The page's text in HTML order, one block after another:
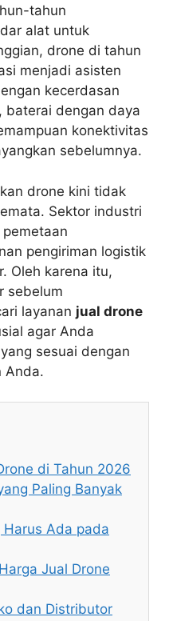
tahun
alat untuk
drone di tahun
menjadi asisten
kecerdasan
baterai dengan daya
konektivitas
sebelumnya.
drone kini tidak
Sektor industri
pengiriman logistik
Oleh karena itu,
sebelum
layanan jual drone
agar Anda
sesuai dengan
Anda.
di Tahun 2026
Paling Banyak
Harus Ada pada
Jual Drone
dan Distributor